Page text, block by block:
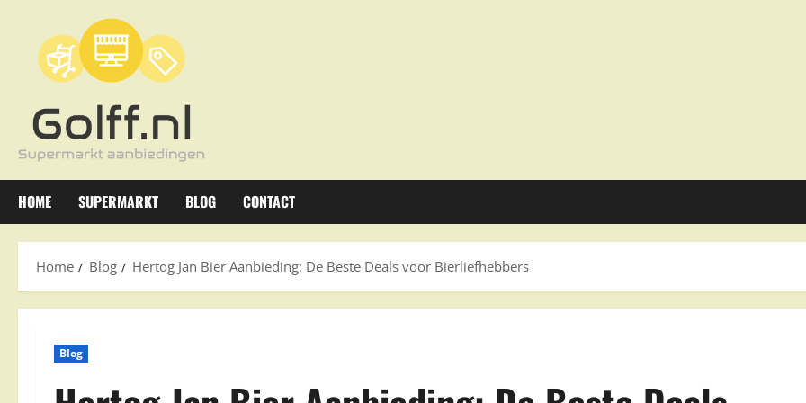
inhoud
HOME SUPERMARKT BLOG CONTACT
Home Blog Hertog Jan Bier Aanbieding: De Beste Deals voor Bierliefhebbers
Blog